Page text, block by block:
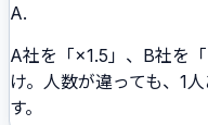
A.
A社を「×1.5」、B社を
け。人数が違っても、1
す。